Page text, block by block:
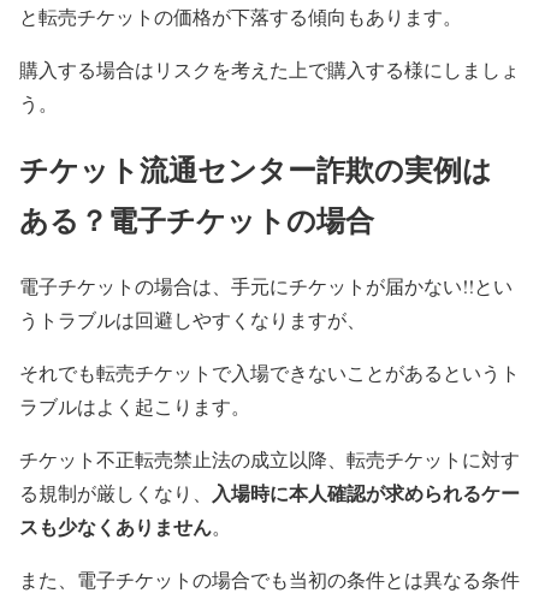
と転売チケットの価格が下落する傾向もあります。
購入する場合はリスクを考えた上で購入する様にしましょ
う。
チケット流通センター詐欺の実例は
ある？電子チケットの場合
電子チケットの場合は、手元にチケットが届かない!!とい
うトラブルは回避しやすくなりますが、
それでも転売チケットで入場できないことがあるというト
ラブルはよく起こります。
チケット不正転売禁止法の成立以降、転売チケットに対す
る規制が厳しくなり、 入場時に本人確認が求められるケー
スも少なくありません。
また、電子チケットの場合でも当初の条件とは異なる条件